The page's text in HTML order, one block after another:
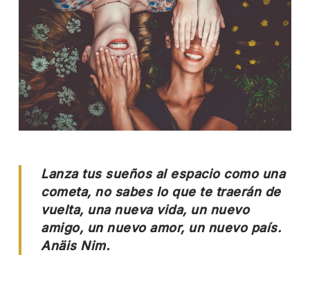
Lanza tus sueños al espacio como una
cometa, no sabes lo que te traerán de
vuelta, una nueva vida, un nuevo
amigo, un nuevo amor, un nuevo país.
Anäis Nim.